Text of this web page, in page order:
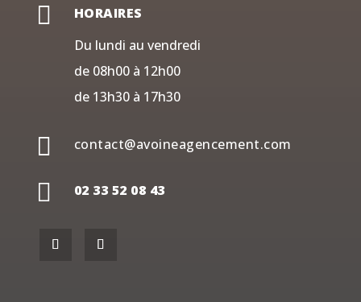

HORAIRES
Du lundi au vendredi
de 08h00 à 12h00
de 13h30 à 17h30
 contact@avoineagencement.com
 02 33 52 08 43